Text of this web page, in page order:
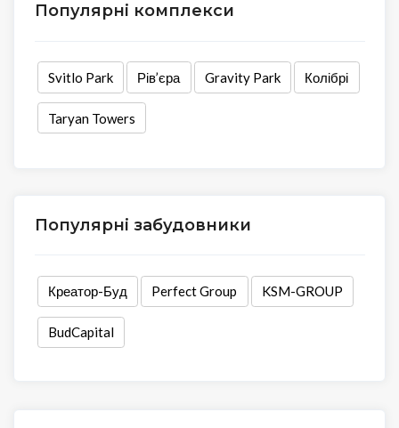
Популярні комплекси
Svitlo Park Рів’єра Gravity Park Колібрі
Taryan Towers
Популярні забудовники
Креатор-Буд Perfect Group KSM-GROUP
BudCapital